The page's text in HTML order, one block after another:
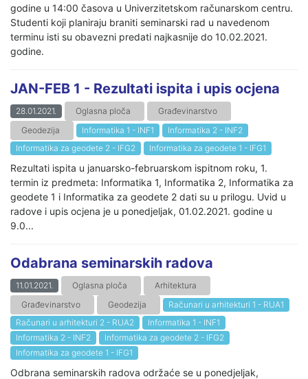
godine u 14:00 časova u Univerzitetskom računarskom centru.
Studenti koji planiraju braniti seminarski rad u navedenom
terminu isti su obavezni predati najkasnije do 10.02.2021.
godine.
JAN-FEB 1 - Rezultati ispita i upis ocjena
28.01.2021. Oglasna ploča
Građevinarstvo
Geodezija
Informatika 1 - INF1
Informatika 2 - INF2
Informatika za geodete 2 - IFG2
Informatika za geodete 1 - IFG1
Rezultati ispita u januarsko-februarskom ispitnom roku, 1.
termin iz predmeta: Informatika 1, Informatika 2, Informatika za
geodete 1 i Informatika za geodete 2 dati su u prilogu. Uvid u
radove i upis ocjena je u ponedjeljak, 01.02.2021. godine u
9.0...
Odabrana seminarskih radova
11.01.2021. Oglasna ploča
Arhitektura
Građevinarstvo
Geodezija
Računari u arhitekturi 1 - RUA1
Računari u arhitekturi 2 - RUA2
Informatika 1 - INF1
Informatika 2 - INF2
Informatika za geodete 2 - IFG2
Informatika za geodete 1 - IFG1
Odbrana seminarskih radova održaće se u ponedjeljak,